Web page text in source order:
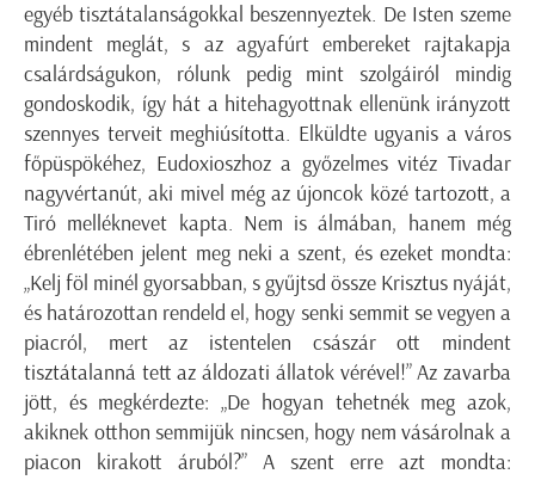
egyéb tisztátalanságokkal beszennyeztek. De Isten szeme
mindent meglát, s az agyafúrt embereket rajtakapja
csalárdságukon, rólunk pedig mint szolgáiról mindig
gondoskodik, így hát a hitehagyottnak ellenünk irányzott
szennyes terveit meghiúsította. Elküldte ugyanis a város
főpüspökéhez, Eudoxioszhoz a győzelmes vitéz Tivadar
nagyvértanút, aki mivel még az újoncok közé tartozott, a
Tiró melléknevet kapta. Nem is álmában, hanem még
ébrenlétében jelent meg neki a szent, és ezeket mondta:
„Kelj föl minél gyorsabban, s gyűjtsd össze Krisztus nyáját,
és határozottan rendeld el, hogy senki semmit se vegyen a
piacról, mert az istentelen császár ott mindent
tisztátalanná tett az áldozati állatok vérével!” Az zavarba
jött, és megkérdezte: „De hogyan tehetnék meg azok,
akiknek otthon semmijük nincsen, hogy nem vásárolnak a
piacon kirakott áruból?” A szent erre azt mondta: